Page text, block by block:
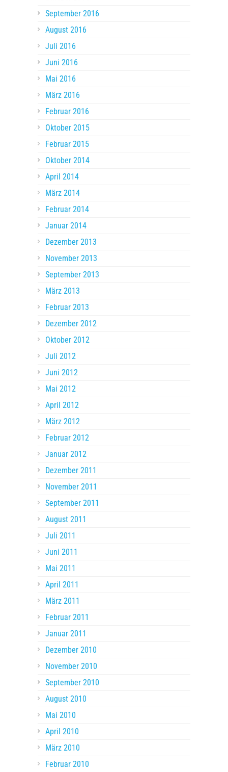
September 2016
August 2016
Juli 2016
Juni 2016
Mai 2016
März 2016
Februar 2016
Oktober 2015
Februar 2015
Oktober 2014
April 2014
März 2014
Februar 2014
Januar 2014
Dezember 2013
November 2013
September 2013
März 2013
Februar 2013
Dezember 2012
Oktober 2012
Juli 2012
Juni 2012
Mai 2012
April 2012
März 2012
Februar 2012
Januar 2012
Dezember 2011
November 2011
September 2011
August 2011
Juli 2011
Juni 2011
Mai 2011
April 2011
März 2011
Februar 2011
Januar 2011
Dezember 2010
November 2010
September 2010
August 2010
Mai 2010
April 2010
März 2010
Februar 2010